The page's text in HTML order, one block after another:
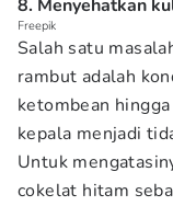
8. Menyehatkan
Freepik
Salah satu
rambut adalah
ketombean
kepala menjadi
Untuk
cokelat hitam